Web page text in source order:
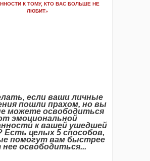
К ТОМУ, КТО ВАС БОЛЬШЕ НЕ
ЛЮБИТ»
если ваши личные
пошли прахом, но вы
можете освободиться
эмоциональной
к вашей ушедшей
Есть целых 5 способов,
помогут вам быстрее
освободиться...